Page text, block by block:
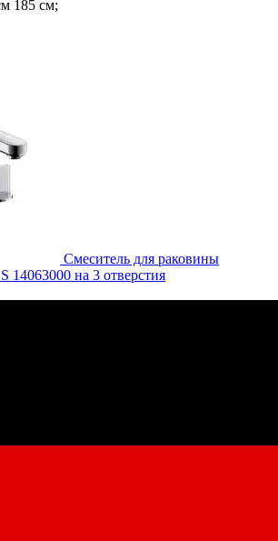
185 см;
Смеситель для раковины
14063000 на 3 отверстия